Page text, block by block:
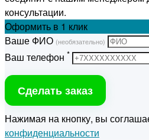
консультации.
Оформить в 1 клик
Ваше ФИО (необязательно)
Ваш телефон *
Сделать заказ
Нажимая на кнопку, вы
конфиденциальности